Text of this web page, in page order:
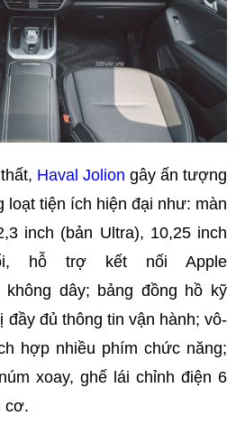
Haval Jolion gây ấn tượng
loạt tiện ích hiện đại như: màn
inch (bản Ultra), 10,25 inch
hỗ trợ kết nối Apple
không dây; bảng đồng hồ kỹ
đầy đủ thông tin vận hành; vô-
hợp nhiều phím chức năng;
xoay, ghế lái chỉnh điện 6
cơ.